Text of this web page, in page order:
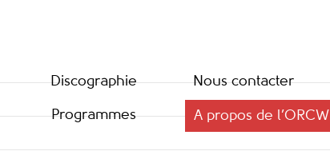
Discographie
Programmes
Nous contacter
A propos de l’ORCW